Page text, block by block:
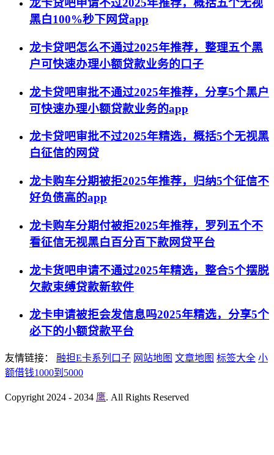
龙卡贷吧申请不过2025年推荐，概括五个无视
黑白100%秒下网贷app
龙卡贷吧怎么不通过2025年推荐，整理五个黑
户可快速办理小额贷款业务的口子
龙卡贷吧审批不通过2025年推荐，分享5个黑户
可快速办理小额贷款业务的app
龙卡贷吧审批不过2025年精选，概括5个无视黑
白征信的网贷
龙卡购车分期被拒2025年推荐，归纳5个征信不
好负债高的app
龙卡购车分期付被拒2025年推荐，罗列五个不
看征信无视黑白百分百下款网贷平台
龙卡货吧申请不通过2025年精选，整合5个摆脱
欠款束缚贷款新软件
龙卡申请被拒会发信息吗2025年精选，分享5个
必下的小额贷款平台
友情链接： 融担E卡系列口子 网站地图 文章地图 标签大全 小
额借钱1000到5000
Copyright 2024 - 2034 鹰. All Rights Reserved